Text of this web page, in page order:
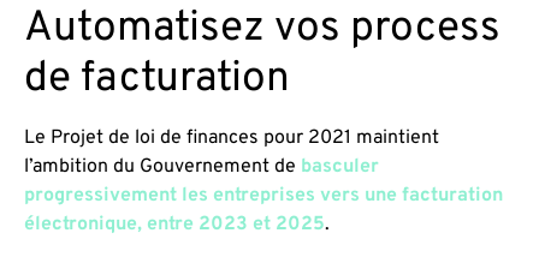
Automatisez vos process
de facturation
Le Projet de loi de finances pour 2021 maintient
l’ambition du Gouvernement de basculer
progressivement les entreprises vers une facturation
électronique, entre 2023 et 2025.